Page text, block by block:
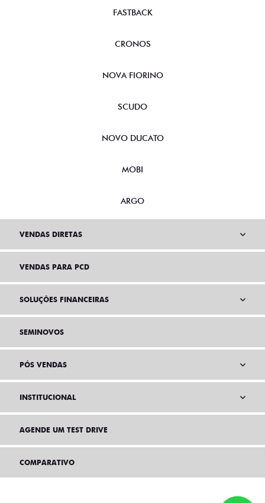
FASTBACK
CRONOS
NOVA FIORINO
SCUDO
NOVO DUCATO
MOBI
ARGO
VENDAS DIRETAS
VENDAS PARA PCD
SOLUÇÕES FINANCEIRAS
SEMINOVOS
PÓS VENDAS
INSTITUCIONAL
AGENDE UM TEST DRIVE
COMPARATIVO